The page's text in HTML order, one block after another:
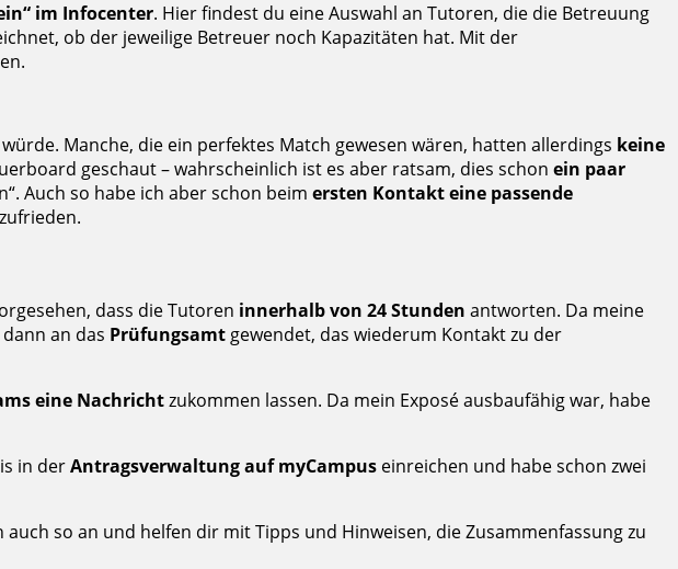
im Infocenter. Hier findest du eine Auswahl an Tutoren, die die Betreuung
ob der jeweilige Betreuer noch Kapazitäten hat. Mit der
Manche, die ein perfektes Match gewesen wären, hatten allerdings keine
geschaut – wahrscheinlich ist es aber ratsam, dies schon ein paar
Auch so habe ich aber schon beim ersten Kontakt eine passende
dass die Tutoren innerhalb von 24 Stunden antworten. Da meine
an das Prüfungsamt gewendet, das wiederum Kontakt zu der
eine Nachrichtzukommen lassen. Da mein Exposé ausbaufähig war, habe
in derAntragsverwaltung auf myCampus einreichen und habe schon zwei
so an und helfen dir mit Tipps und Hinweisen, die Zusammenfassung zu